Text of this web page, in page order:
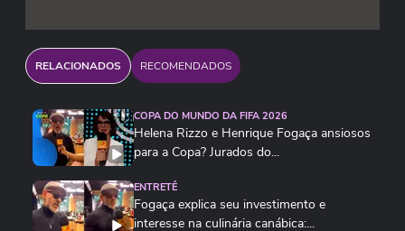
RELACIONADOS RECOMENDADOS
COPA DO MUNDO DA FIFA 2026
Helena Rizzo e Henrique Fogaça ansiosos
para a Copa? Jurados do...
ENTRETÊ
Fogaça explica seu investimento e
interesse na culinária canábica:...